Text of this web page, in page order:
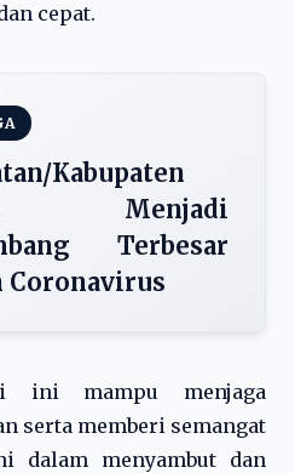
cepat.
Kabupaten
Menjadi
Terbesar
Coronavirus
ini mampu menjaga
serta memberi semangat
dalam menyambut dan